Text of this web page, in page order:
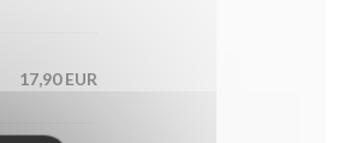
17,90 EUR